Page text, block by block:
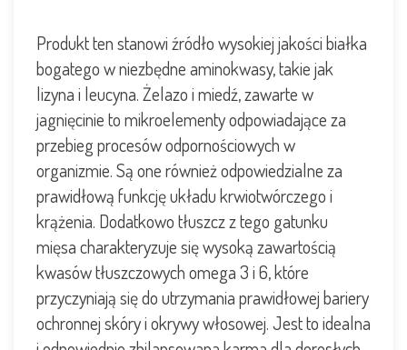
Produkt ten stanowi źródło wysokiej jakości białka
bogatego w niezbędne aminokwasy, takie jak
lizyna i leucyna. Żelazo i miedź, zawarte w
jagnięcinie to mikroelementy odpowiadające za
przebieg procesów odpornościowych w
organizmie. Są one również odpowiedzialne za
prawidłową funkcję układu krwiotwórczego i
krążenia. Dodatkowo tłuszcz z tego gatunku
mięsa charakteryzuje się wysoką zawartością
kwasów tłuszczowych omega 3 i 6, które
przyczyniają się do utrzymania prawidłowej bariery
ochronnej skóry i okrywy włosowej. Jest to idealna